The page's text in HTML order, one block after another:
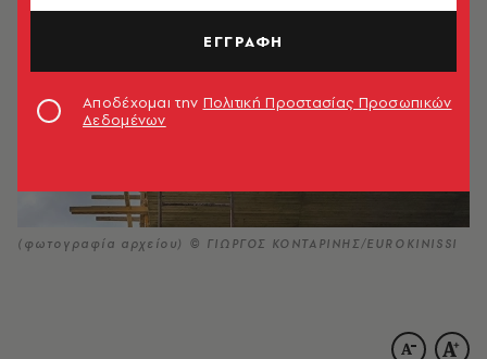
(φωτογραφία αρχείου) © ΓΙΩΡΓΟΣ ΚΟΝΤΑΡΙΝΗΣ/EUROKINISSI
ΕΓΓΡΑΦΗ
Αποδέχομαι την Πολιτική Προστασίας Προσωπικών
Δεδομένων